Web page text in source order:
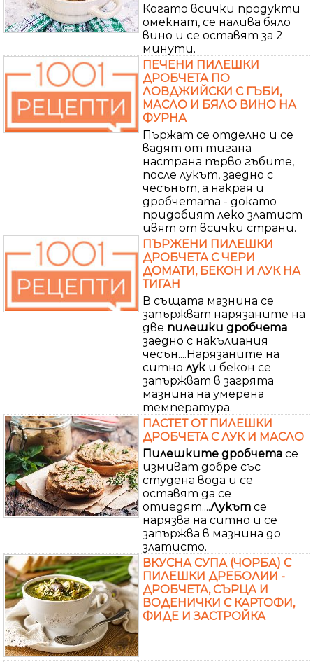
Когато всички продукти
омекнат, се налива бяло
вино и се оставят за 2
минути.
ПЕЧЕНИ ПИЛЕШКИ
ДРОБЧЕТА ПО
ЛОВДЖИЙСКИ С ГЪБИ,
МАСЛО И БЯЛО ВИНО НА
ФУРНА
Пържат се отделно и се
вадят от тигана
настрана първо гъбите,
после лукът, заедно с
чесънът, а накрая и
дробчетата - докато
придобият леко златист
цвят от всички страни.
ПЪРЖЕНИ ПИЛЕШКИ
ДРОБЧЕТА С ЧЕРИ
ДОМАТИ, БЕКОН И ЛУК НА
ТИГАН
В същата мазнина се
запържват нарязаните на
две пилешки дробчета
заедно с накълцания
чесън....Нарязаните на
ситно лук и бекон се
запържват в загрята
мазнина на умерена
температура.
ПАСТЕТ ОТ ПИЛЕШКИ
ДРОБЧЕТА С ЛУК И МАСЛО
Пилешките дробчета се
измиват добре със
студена вода и се
оставят да се
отцедят....Лукът се
нарязва на ситно и се
запържва в мазнина до
златисто.
ВКУСНА СУПА (ЧОРБА) С
ПИЛЕШКИ ДРЕБОЛИИ -
ДРОБЧЕТА, СЪРЦА И
ВОДЕНИЧКИ С КАРТОФИ,
ФИДЕ И ЗАСТРОЙКА